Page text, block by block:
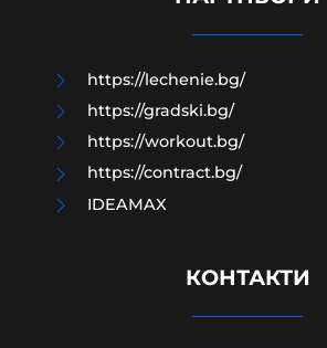
https://lechenie.bg/
https://gradski.bg/
https://workout.bg/
https://contract.bg/
IDEAMAX
КОНТАКТИ